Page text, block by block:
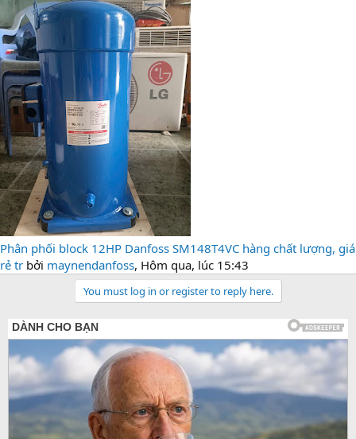
Phân phối block 12HP Danfoss SM148T4VC hàng chất lượng, giá
rẻ tr bởi maynendanfoss, Hôm qua, lúc 15:43
You must log in or register to reply here.